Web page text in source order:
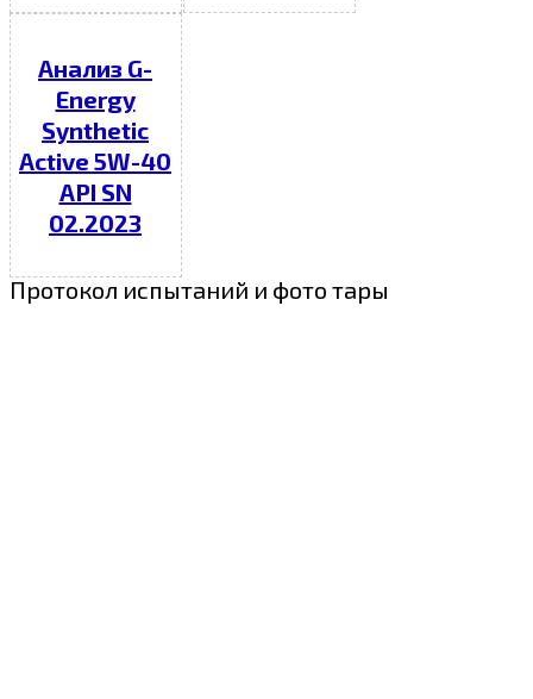
Анализ G-
Energy
Synthetic
Active 5W-40
API SN
02.2023
Протокол испытаний и фото тары